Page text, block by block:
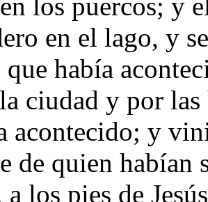
los puercos; y
en el lago, y
había
ciudad y por
acontecido; y
de quien habían
los pies de